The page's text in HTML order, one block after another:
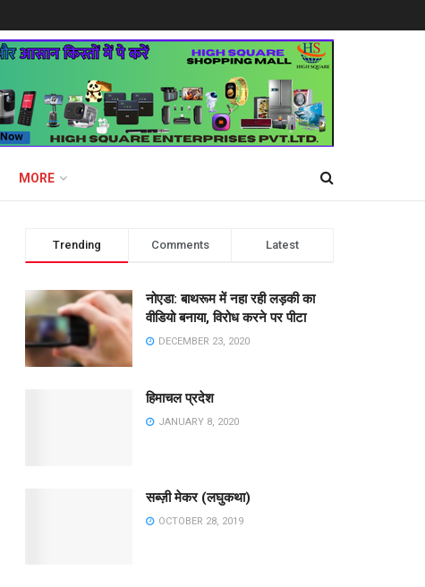
MORE
Trending Comments Latest
नोएडा: बाथरूम में नहा रही लड़की का
वीडियो बनाया, विरोध करने पर पीटा
DECEMBER 23, 2020
हिमाचल प्रदेश
JANUARY 8, 2020
सब्ज़ी मेकर (लघुकथा)
OCTOBER 28, 2019